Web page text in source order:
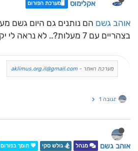
אקלימוס 🖥️מערכת הפורום
אוהב גשם
בצהריים עם 7 מעלות?.. לא נראה לי יקרה..
מערכת האתר - aklimus.org.il@gmail.com
תגובה 1
אוהב גשם מנהל 🏂 גולש סקי 💖 תומך בפורום